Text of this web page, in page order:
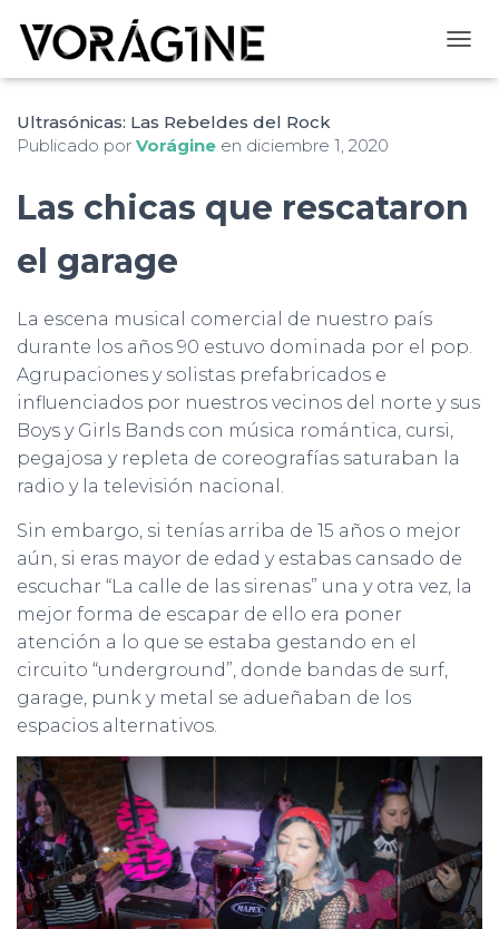
Ultrasónicas: Las Rebeldes del Rock
Publicado por Vorágine en diciembre 1, 2020
Las chicas que rescataron
el garage
La escena musical comercial de nuestro país
durante los años 90 estuvo dominada por el pop.
Agrupaciones y solistas prefabricados e
influenciados por nuestros vecinos del norte y sus
Boys y Girls Bands con música romántica, cursi,
pegajosa y repleta de coreografías saturaban la
radio y la televisión nacional.
Sin embargo, si tenías arriba de 15 años o mejor
aún, si eras mayor de edad y estabas cansado de
escuchar “La calle de las sirenas” una y otra vez, la
mejor forma de escapar de ello era poner
atención a lo que se estaba gestando en el
circuito “underground”, donde bandas de surf,
garage, punk y metal se adueñaban de los
espacios alternativos.